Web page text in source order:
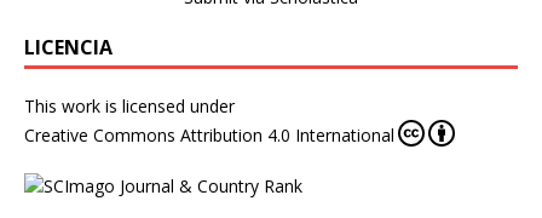
LICENCIA
This work is licensed under
Creative Commons Attribution 4.0 International